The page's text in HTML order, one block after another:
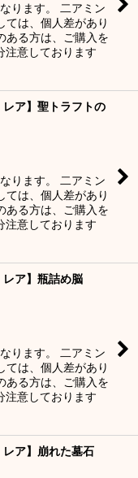
ります。 二アミン
ては、個人差があり
ある方は、ご購入を
意しております
ア】聖トラフトの
ります。 二アミン
ては、個人差があり
ある方は、ご購入を
意しております
レア】瓶詰め脳
ります。 二アミン
ては、個人差があり
ある方は、ご購入を
意しております
レア】崩れた墓石